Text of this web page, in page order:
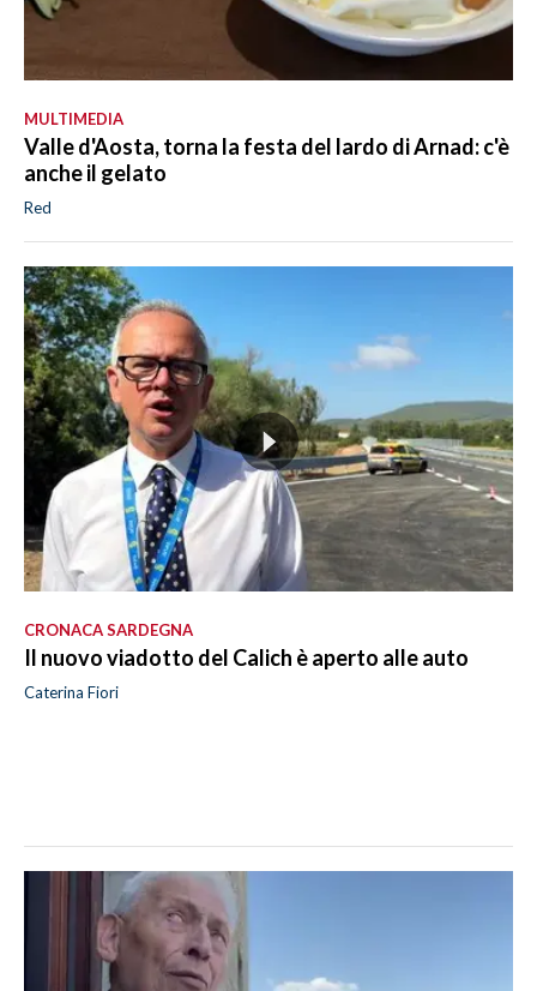
MULTIMEDIA
Valle d'Aosta, torna la festa del lardo di Arnad: c'è
anche il gelato
Red
CRONACA SARDEGNA
Il nuovo viadotto del Calich è aperto alle auto
Caterina Fiori